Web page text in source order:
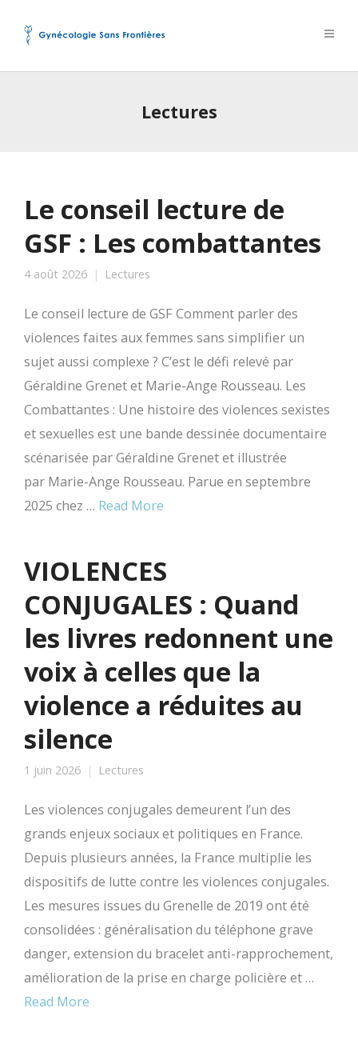
Lectures
Le conseil lecture de
GSF : Les combattantes
4 août 2026 Lectures
Le conseil lecture de GSF Comment parler des
violences faites aux femmes sans simplifier un
sujet aussi complexe ? C’est le défi relevé par
Géraldine Grenet et Marie-Ange Rousseau. Les
Combattantes : Une histoire des violences sexistes
et sexuelles est une bande dessinée documentaire
scénarisée par Géraldine Grenet et illustrée
par Marie-Ange Rousseau. Parue en septembre
2025 chez … Read More
VIOLENCES
CONJUGALES : Quand
les livres redonnent une
voix à celles que la
violence a réduites au
silence
1 juin 2026 Lectures
Les violences conjugales demeurent l’un des
grands enjeux sociaux et politiques en France.
Depuis plusieurs années, la France multiplie les
dispositifs de lutte contre les violences conjugales.
Les mesures issues du Grenelle de 2019 ont été
consolidées : généralisation du téléphone grave
danger, extension du bracelet anti-rapprochement,
amélioration de la prise en charge policière et …
Read More